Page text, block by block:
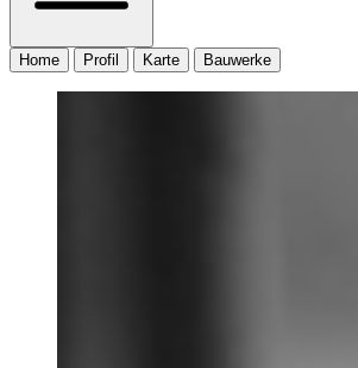
Home Profil Karte Bauwerke